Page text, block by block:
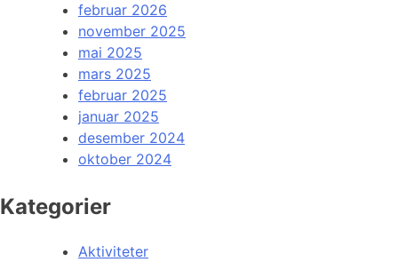
februar 2026
november 2025
mai 2025
mars 2025
februar 2025
januar 2025
desember 2024
oktober 2024
Kategorier
Aktiviteter